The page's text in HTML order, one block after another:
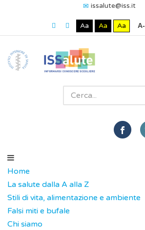
issalute@iss.it
Aa Aa Aa A-
Home
La salute dalla A alla Z
Stili di vita, alimentazione e ambiente
Falsi miti e bufale
Chi siamo